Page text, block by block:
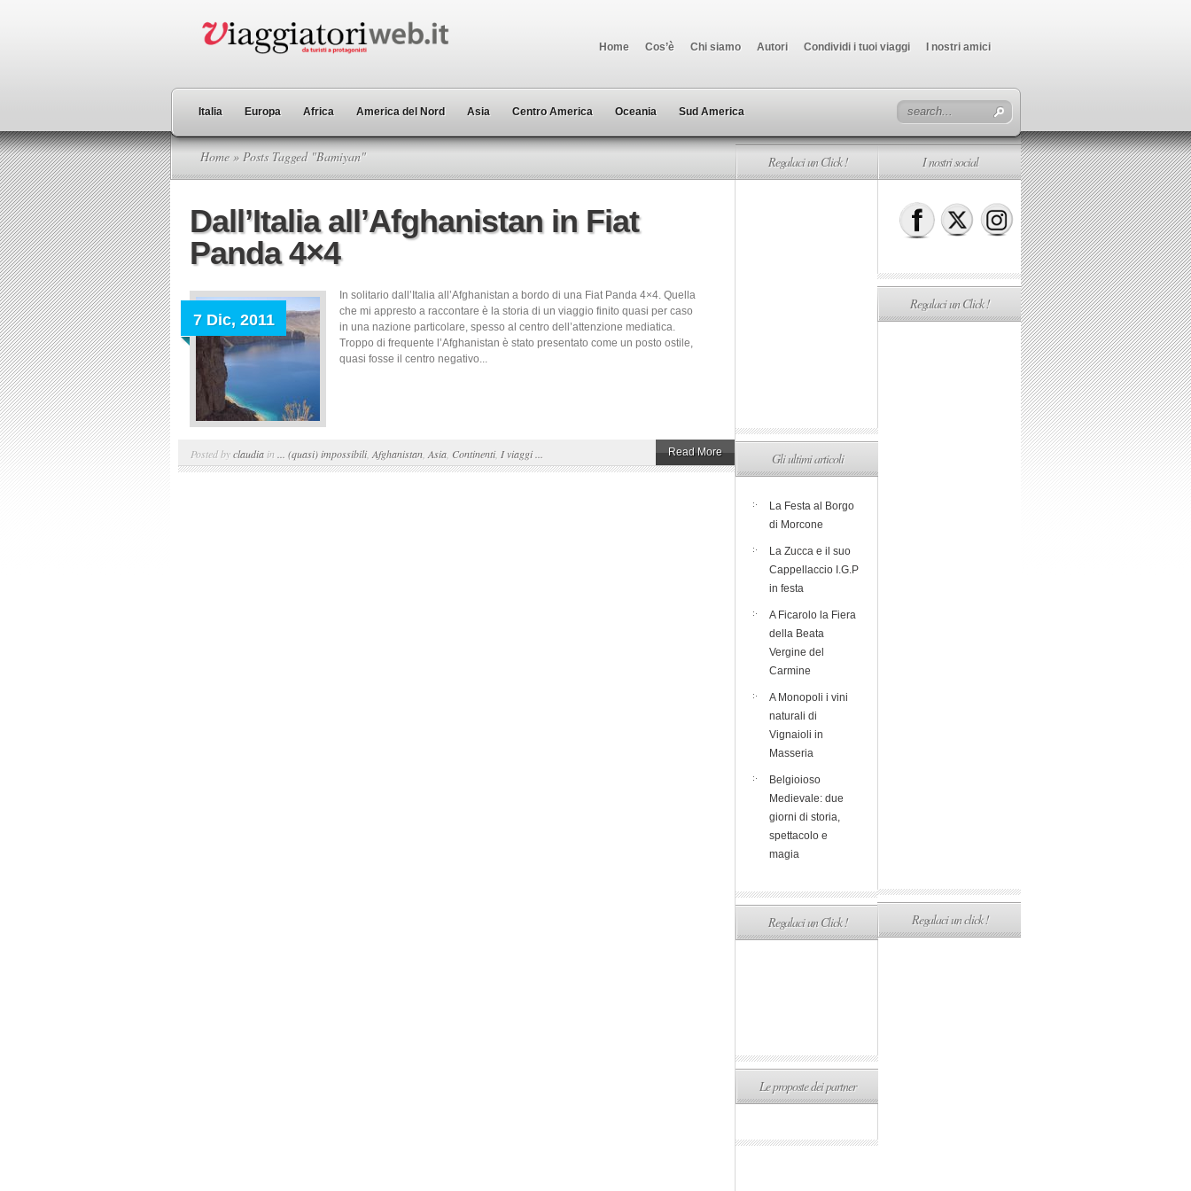
Home Cos’è Chi siamo Autori Condividi i tuoi viaggi I nostri amici
Italia Europa Africa America del Nord Asia Centro America Oceania Sud America
Home » Posts Tagged "Bamiyan"
Dall’Italia all’Afghanistan in Fiat
Panda 4×4
7 Dic, 2011
In solitario dall’Italia all’Afghanistan a bordo di una Fiat Panda 4×4. Quella
che mi appresto a raccontare è la storia di un viaggio finito quasi per caso
in una nazione particolare, spesso al centro dell’attenzione mediatica.
Troppo di frequente l’Afghanistan è stato presentato come un posto ostile,
quasi fosse il centro negativo...
Posted byclaudia in ... (quasi) impossibili, Afghanistan Asia Continenti, I viaggi ... Read More
Regalaci un Click !
Gli ultimi articoli
La Festa al Borgo
di Morcone
La Zucca e il suo
Cappellaccio I.G.P
in festa
A Ficarolo la Fiera
della Beata
Vergine del
Carmine
A Monopoli i vini
naturali di
Vignaioli in
Masseria
Belgioioso
Medievale: due
giorni di storia,
spettacolo e
magia
Regalaci un Click !
Le proposte dei partner
I nostri social
Regalaci un Click !
Regalaci un click !